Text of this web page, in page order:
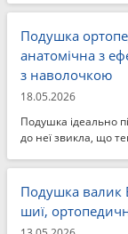
Подушка
анатомічна з
з наволочкою
18.05.2026
Подушка ідеально
до неї звикла, що
Подушка валик
шиї,